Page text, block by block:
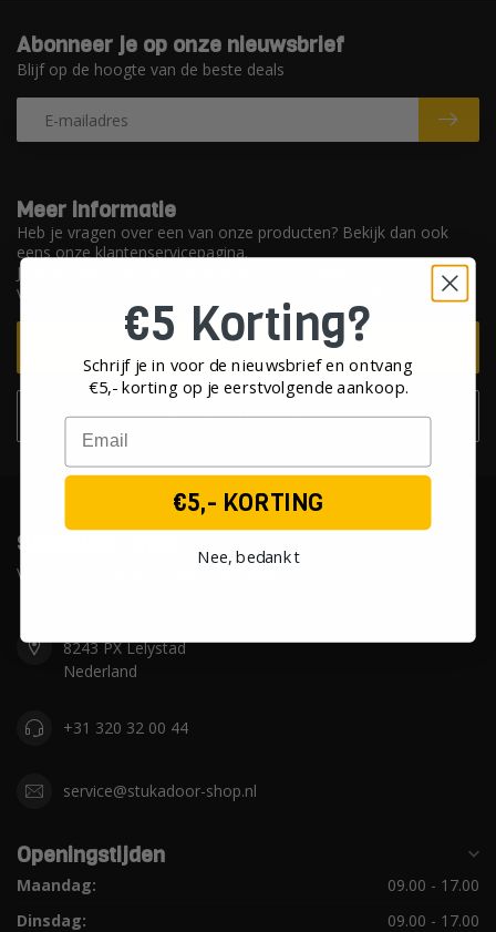
Meer informatie
Heb je vragen over een van onze producten? Bekijk dan ook
eens onze klantenservicepagina.
Je vindt hier onze bedrijfsgegevens, informatie over
voorwaarden en antwoorden op veelgestelde vragen.
Klantenservice
Bekijk onze winkels
Abonneer je op onze nieuwsbrief
Blijf op de hoogte van de beste deals
Stukadoor-shop
Voor al uw stukadoor gereedschappen!
8243 PX Lelystad
Nederland
+31 320 32 00 44
service@stukadoor-shop.nl
Openingstijden
Maandag:
09.00 - 17.00
Dinsdag:
09.00 - 17.00
€5 Korting?
Schrijf je in voor de nieuwsbrief en ontvang
€5,- korting op je eerstvolgende aankoop.
Email
€5,- KORTING
Nee, bedankt